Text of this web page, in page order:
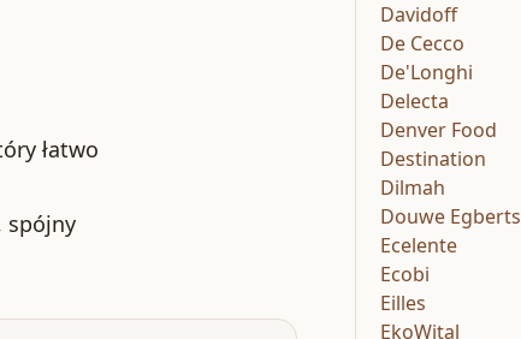
łatwo
spójny
Davidoff
De Cecco
De'Longhi
Delecta
Denver Food
Destination
Dilmah
Douwe Egberts
Ecelente
Ecobi
Eilles
EkoWital